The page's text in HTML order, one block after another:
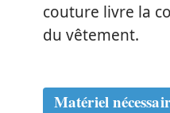
couture livre la
du vêtement.
Matériel